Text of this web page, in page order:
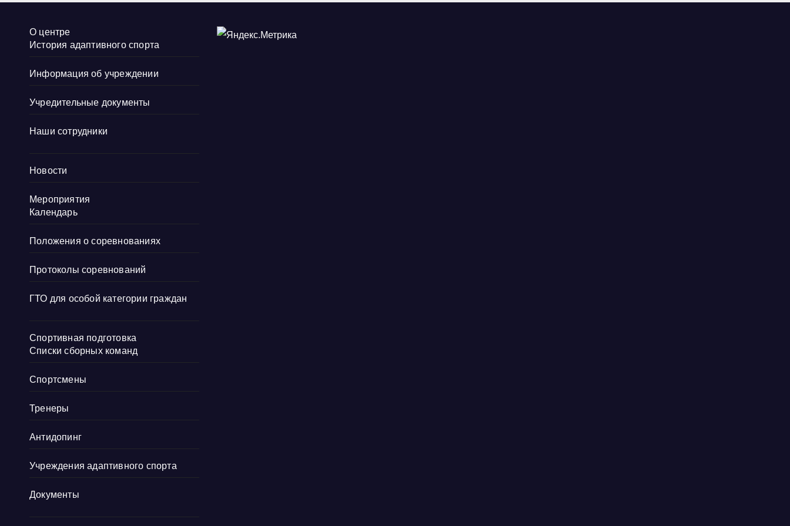
О центре
История адаптивного спорта
Информация об учреждении
Учредительные документы
Наши сотрудники
Новости
Мероприятия
Календарь
Положения о соревнованиях
Протоколы соревнований
ГТО для особой категории граждан
Спортивная подготовка
Списки сборных команд
Спортсмены
Тренеры
Антидопинг
Учреждения адаптивного спорта
Документы